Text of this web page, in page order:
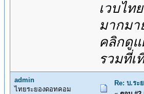
เวบไท
มากมา
คลิกดู
รวมที่เ
admin
ไทยระยองดอทคอม
Re: บ.ระ